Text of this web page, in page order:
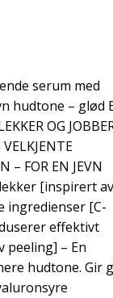
serum med
hudtone – glød
OG
– FOR EN JEVN
[inspirert av
ingredienser [C-
effektivt
peeling] – En
hudtone. Gir